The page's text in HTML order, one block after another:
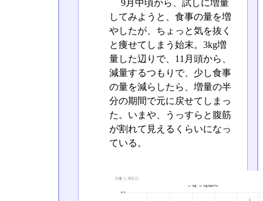
9月中頃から、試しに増量
してみようと、食事の量を増
やしたが、ちょっと気を抜く
と痩せてしまう始末。3kg増
量した辺りで、11月頭から、
減量するつもりで、少し食事
の量を減らしたら、増量の半
分の期間で元に戻せてしまっ
た。いまや、うっすらと腹筋
が割れて見えるくらいになっ
ている。